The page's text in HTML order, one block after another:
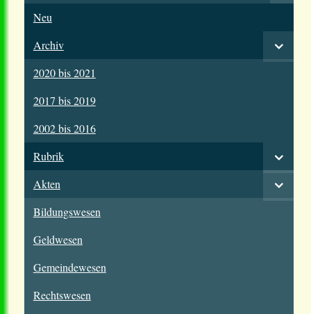
Neu
Archiv
2020 bis 2021
2017 bis 2019
2002 bis 2016
Rubrik
Akten
Bildungswesen
Geldwesen
Gemeindewesen
Rechtswesen